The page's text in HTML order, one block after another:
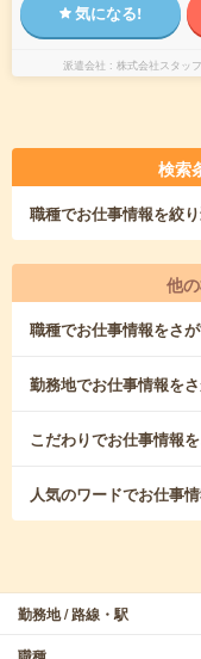
気になる!
派遣会社 株式会社スタッ
検索
職種でお仕事情報を絞
他
職種でお仕事情報をさ
勤務地でお仕事情報を
こだわりでお仕事情報
人気のワードでお仕事
勤務地 / 路線・駅